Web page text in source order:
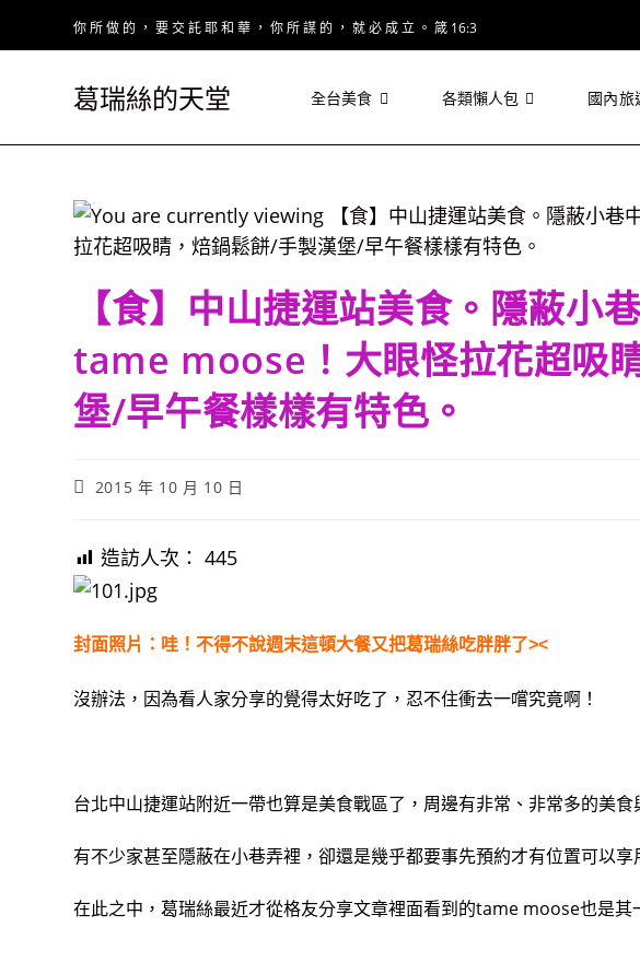
你 所 做 的 ， 要 交 託 耶 和 華 ， 你 所 謀 的 ， 就 必 成 立 。 箴 16:3
葛瑞絲的天堂 全台美食 各類懶人包 國內旅
【食】中山捷運站美食。隱蔽小
tame moose！大眼怪拉花超吸
堡/早午餐樣樣有特色。
Post2015 年 10 月 10 日
造訪人次： 445
封面照片：哇！不得不說週末這頓大餐又把葛瑞絲吃胖胖了><
沒辦法，因為看人家分享的覺得太好吃了，忍不住衝去一嚐究竟啊！
台北中山捷運站附近一帶也算是美食戰區了，周邊有非常、非常多的美食
有不少家甚至隱蔽在小巷弄裡，卻還是幾乎都要事先預約才有位置可以
在此之中，葛瑞絲最近才從格友分享文章裡面看到的tame moose也是其